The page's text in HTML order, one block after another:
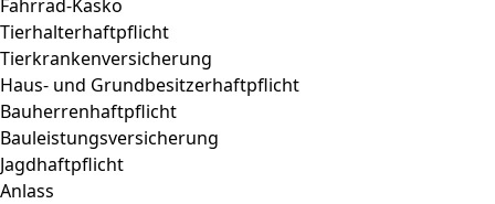
Fahrrad-Kasko
Tierhalterhaftpflicht
Tierkrankenversicherung
Haus- und Grundbesitzerhaftpflicht
Bauherrenhaftpflicht
Bauleistungsversicherung
Jagdhaftpflicht
Anlass